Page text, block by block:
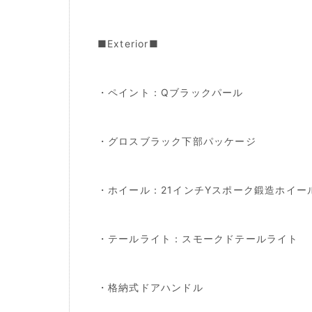
■Exterior■
・ペイント：Qブラックパール
・グロスブラック下部パッケージ
・ホイール：21インチYスポーク鍛造ホイ
・テールライト：スモークドテールライト
・格納式ドアハンドル